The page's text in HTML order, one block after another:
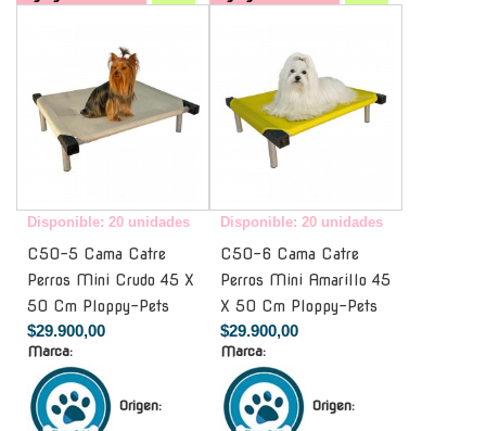
Disponible: 20 unidades
C50-5 Cama Catre
Perros Mini Crudo 45 X
50 Cm Ploppy-Pets
$29.900,00
Marca:
Origen:
Disponible: 20 unidades
C50-6 Cama Catre
Perros Mini Amarillo 45
X 50 Cm Ploppy-Pets
$29.900,00
Marca:
Origen: